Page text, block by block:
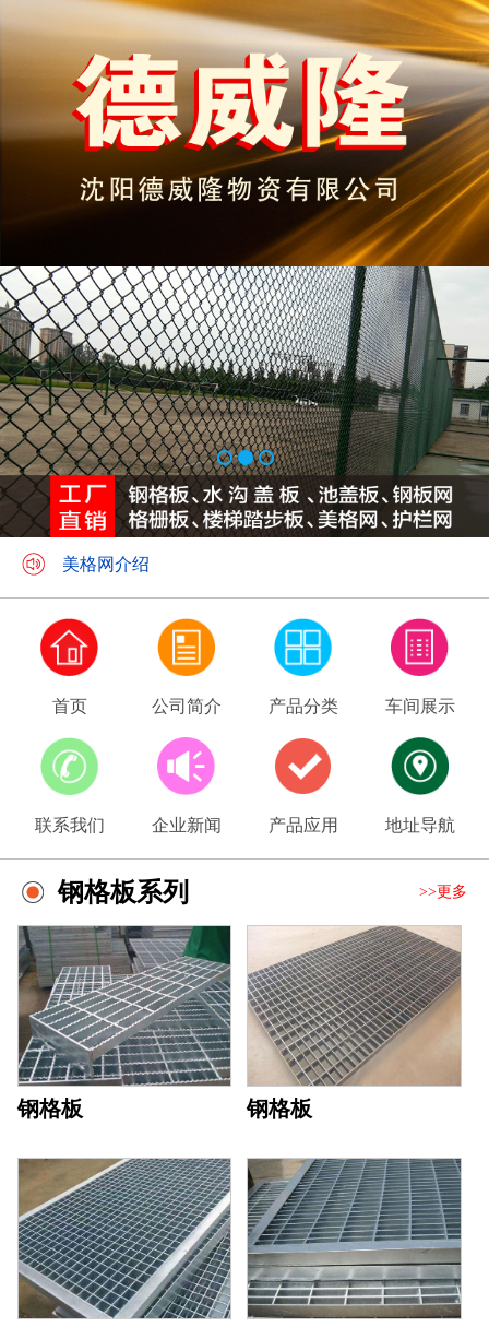
美格网介绍
用户选择镀锌美格网有哪些优势
首页 公司简介 产品分类 车间展示
联系我们 企业新闻 产品应用 地址导航
钢格板系列 >>更多
钢格板 钢格板